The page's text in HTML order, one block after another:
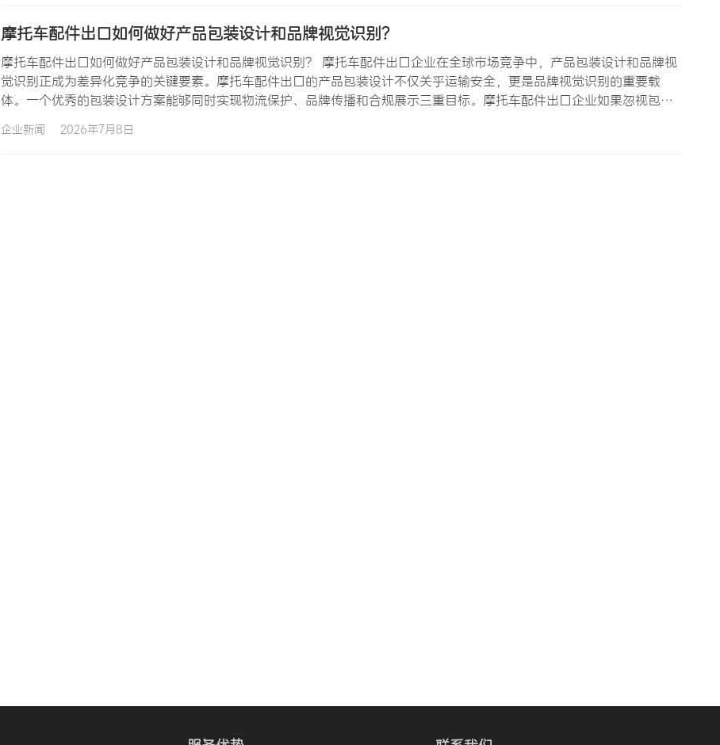
摩托车配件出口如何做好产品包装设计和品牌视觉识别？
摩托车配件出口如何做好产品包装设计和品牌视觉识别？ 摩托车配件出口企业在全球市场竞争中，产品包装设计和品牌视
觉识别正成为差异化竞争的关键要素。摩托车配件出口的产品包装设计不仅关乎运输安全，更是品牌视觉识别的重要载
体。一个优秀的包装设计方案能够同时实现物流保护、品牌传播和合规展示三重目标。摩托车配件出口企业如果忽视包装
解析摩托车配件出口如何做好产品包装设计和品牌视觉识别的完整方法论。 一、摩托…
企业新闻 2026年7月8日